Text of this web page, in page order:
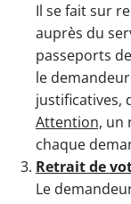
Il se fait sur
auprès du
passeports
le
justificatives,
Attention, un
chaque
Retrait de
Le